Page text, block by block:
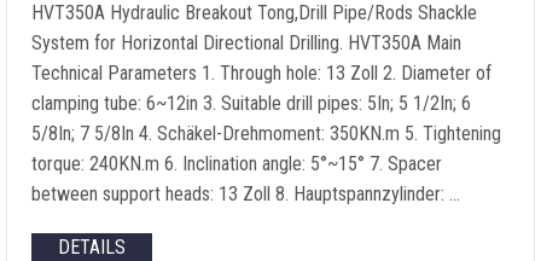
HVT350A Hydraulic Breakout Tong,Drill Pipe/Rods Shackle
System for Horizontal Directional Drilling. HVT350A Main
Technical Parameters 1. Through hole: 13 Zoll 2. Diameter of
clamping tube: 6~12in 3. Suitable drill pipes: 5In; 5 1/2In; 6
5/8In; 7 5/8In 4. Schäkel-Drehmoment: 350KN.m 5. Tightening
torque: 240KN.m 6. Inclination angle: 5°~15° 7. Spacer
between support heads: 13 Zoll 8. Hauptspannzylinder: …
DETAILS